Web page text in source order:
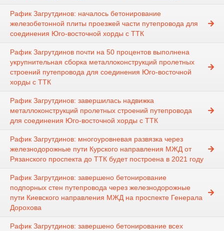
Рафик Загрутдинов: началось бетонирование
железобетонной плиты проезжей части путепровода для
соединения Юго-восточной хорды с ТТК
Рафик Загрутдинов почти на 50 процентов выполнена
укрупнительная сборка металлоконструкций пролетных
строений путепровода для соединения Юго-восточной
хорды с ТТК
Рафик Загрутдинов: завершилась надвижка
металлоконструкций пролетных строений путепровода
для соединения Юго-восточной хорды с ТТК
Рафик Загрутдинов: многоуровневая развязка через
железнодорожные пути Курского направления МЖД от
Рязанского проспекта до ТТК будет построена в 2021 году
Рафик Загрутдинов: завершено бетонирование
подпорных стен путепровода через железнодорожные
пути Киевского направления МЖД на проспекте Генерала
Дорохова
Рафик Загрутдинов: завершено бетонирование всех